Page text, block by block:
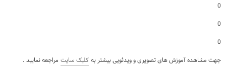
0
0
0
جهت مشاهده آموزش های تصویری و ویدئویی بیشتر به کلیک سایت مراجعه نمایید .